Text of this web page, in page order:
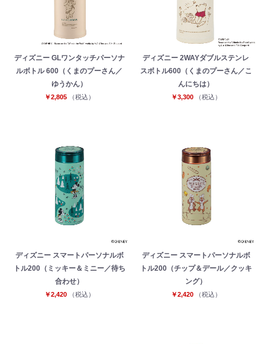
ディズニー GLワンタッチパーソナ
ルボトル 600（くまのプーさん／
ゆうかん）
￥2,805 （税込）
ディズニー 2WAYダブルステンレ
スボトル600（くまのプーさん／こ
んにちは）
￥3,300 （税込）
ディズニー スマートパーソナルボ
トル200（ミッキー＆ミニー／待ち
合わせ）
￥2,420 （税込）
ディズニー スマートパーソナルボ
トル200（チップ＆デール／クッキ
ング）
￥2,420 （税込）